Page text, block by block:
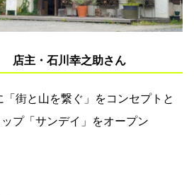
店主・石川幸之助さん
街と山を繋ぐ」をコンセプトと
プ「サンデイ」をオープン